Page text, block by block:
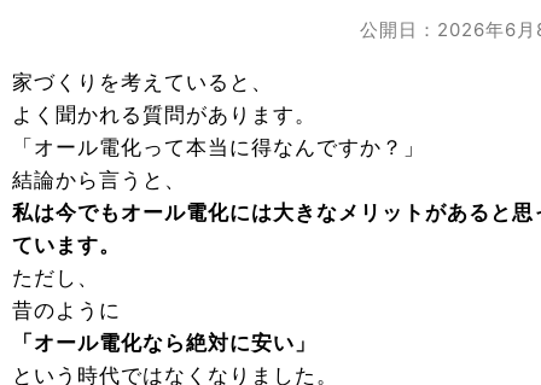
公開日：2026年6月
家づくりを考えていると、
よく聞かれる質問があります。
「オール電化って本当に得なんですか？」
結論から言うと、
私は今でもオール電化には大きなメリットがあると思
ています。
ただし、
昔のように
「オール電化なら絶対に安い」
という時代ではなくなりました。